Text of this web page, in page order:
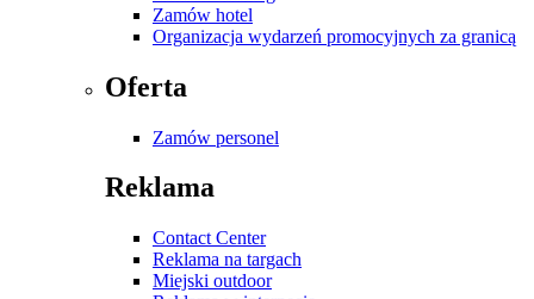
Zamów hotel
Organizacja wydarzeń promocyjnych za granicą
Oferta
Zamów personel
Reklama
Contact Center
Reklama na targach
Miejski outdoor